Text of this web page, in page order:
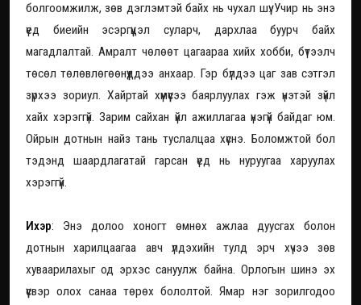
болгоомжилж, зөв дэглэмтэй байх нь чухал шүү. Учир нь энэ
үед биеийн эсэргүүцэл суларч, дархлаа буурч байх
магадлалтай. Амралт чөлөөт цагаараа хийх хобби, бүтээлч
төсөл төлөвлөгөөнүүддээ анхаар. Гэр бүлдээ цаг зав сэтгэл
зүрхээ зориул. Хайртай хүмүүсээ баярлуулах гэж үнэтэй зүйл
хайх хэрэггүй. Зарим сайхан үйл ажиллагаа үнэгүй байдаг юм.
Ойрын дотнын найз тань туслалцаа хүснэ. Боломжтой бол
тэдэнд шаардлагатай гарсан үед нь нуруугаа харуулах
хэрэггүй.
Ихэр: Энэ долоо хоногт өмнөх ажлаа дуусгах болон
дотнын харилцаагаа авч үлдэхийн тулд эрч хүчээ зөв
хуваарилахыг од эрхэс сануулж байна. Орлогын шинэ эх
үүсвэр олох санаа төрөх бололтой. Ямар нэг зорилгодоо